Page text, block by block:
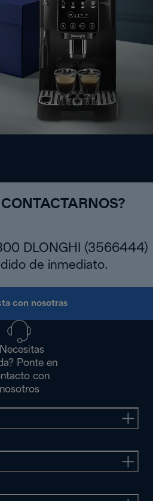
DLONGHI (3566444)
de inmediato.
con nosotras
Ponte en
con
nosotros